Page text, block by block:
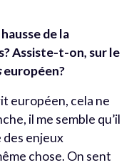
de la
Assiste-t-on, sur le
européen?
européen, cela ne
il me semble qu’il
des enjeux
chose. On sent